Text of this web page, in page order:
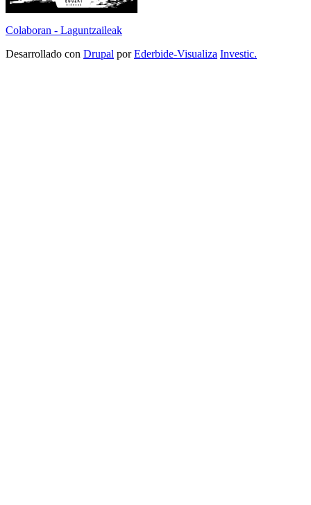
Colaboran - Laguntzaileak
Desarrollado con Drupal porEderbide-Visualiza Investic.